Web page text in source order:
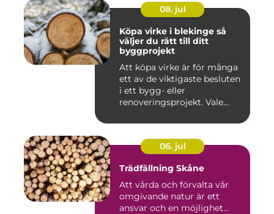
08. jul
Köpa virke i blekinge så
väljer du rätt till ditt
byggprojekt
Att köpa virke är för många
ett av de viktigaste besluten
i ett bygg- eller
renoveringsprojekt. Vale...
06. jul
Trädfällning Skåne
Att vårda och förvalta vår
omgivande natur är ett
ansvar och en möjlighet...